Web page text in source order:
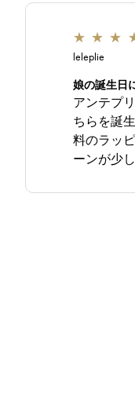
★ ★ ★
leleplie
娘の誕生日
アンテプ
ちらを誕
料のラッ
ーンが少